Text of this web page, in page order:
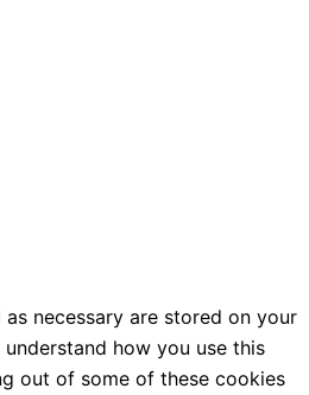
necessary are stored on your
how you use this
out of some of these cookies